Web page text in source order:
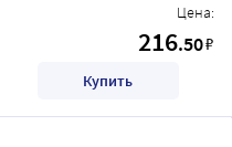
Цена:
216.50₽
Купить